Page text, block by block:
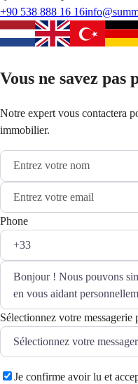
+90 538 888 16 16
Vous ne savez pas
Notre expert vous contactera
immobilier.
Phone
Sélectionnez votre messagerie
Je confirme avoir lu et